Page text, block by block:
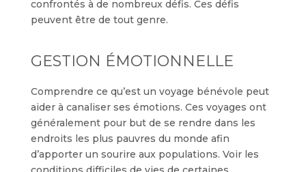
confrontés à de nombreux défis. Ces défis
peuvent être de tout genre.
GESTION ÉMOTIONNELLE
Comprendre ce qu’est un voyage bénévole peut
aider à canaliser ses émotions. Ces voyages ont
généralement pour but de se rendre dans les
endroits les plus pauvres du monde afin
d’apporter un sourire aux populations. Voir les